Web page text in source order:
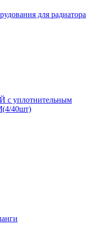
для радиатора
с уплотнительным
40шт)